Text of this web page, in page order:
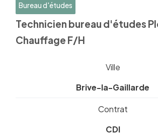
Bureau d'études
Technicien bureau d'études
Chauffage F/H
Ville
Brive-la-Gaillarde
Contrat
CDI